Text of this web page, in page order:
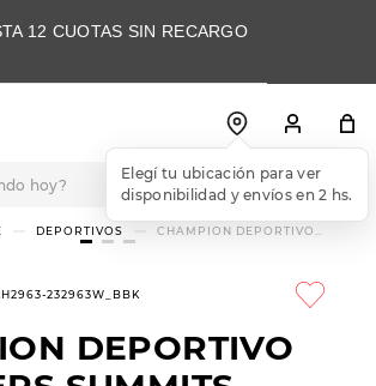
12 CUOTAS SIN RECARGO
Elegí tu ubicación para ver
disponibilidad y envíos en 2 hs.
DEPORTIVOS
CHAMPION DEPORTIVO
232963W_BBK
DEPORTIVO
TÉRMINOS MÁS
BUSCADOS
1.
3
skechers slip-ins